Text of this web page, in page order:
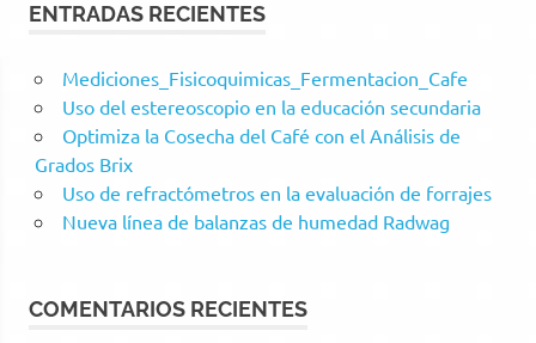
ENTRADAS RECIENTES
Mediciones_Fisicoquimicas_Fermentacion_Cafe
Uso del estereoscopio en la educación secundaria
Optimiza la Cosecha del Café con el Análisis de
Grados Brix
Uso de refractómetros en la evaluación de forrajes
Nueva línea de balanzas de humedad Radwag
COMENTARIOS RECIENTES